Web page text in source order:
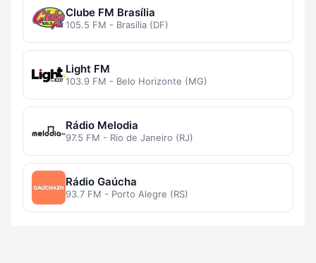
Clube FM Brasília
105.5 FM - Brasília (DF)
Light FM
103.9 FM - Belo Horizonte (MG)
Rádio Melodia
97.5 FM - Rio de Janeiro (RJ)
Rádio Gaúcha
93.7 FM - Porto Alegre (RS)